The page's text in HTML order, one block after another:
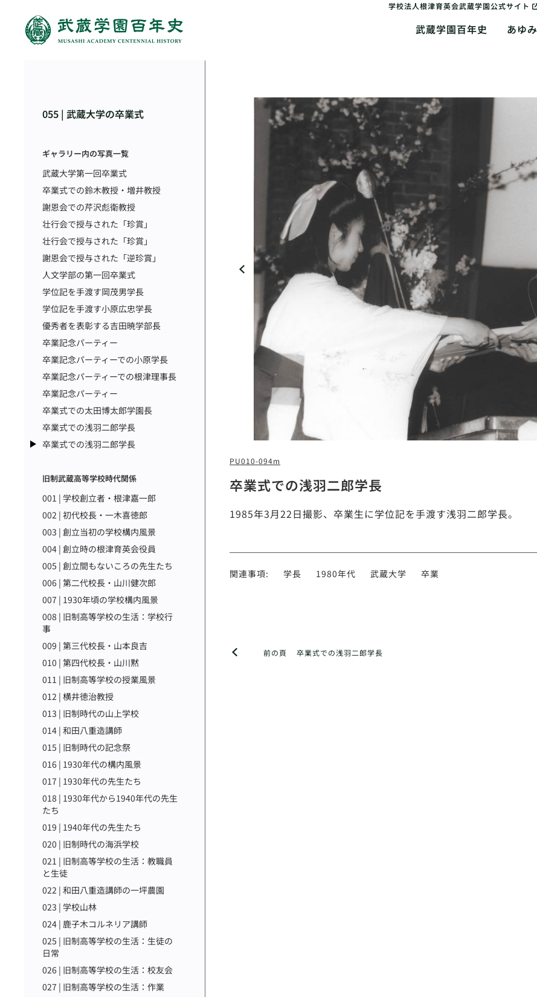
学校法人根津育英会武蔵学園公式サイト
武蔵学園百年史 あゆみ
055 | 武蔵大学の卒業式
ギャラリー内の写真一覧
武蔵大学第一回卒業式
卒業式での鈴木教授・増井教授
謝恩会での芹沢彪衛教授
壮行会で授与された「珍賞」
壮行会で授与された「珍賞」
謝恩会で授与された「逆珍賞」
人文学部の第一回卒業式
学位記を手渡す岡茂男学長
学位記を手渡す小原広忠学長
優秀者を表彰する吉田暁学部長
卒業記念パーティー
卒業記念パーティーでの小原学長
卒業記念パーティーでの根津理事長
卒業記念パーティー
卒業式での太田博太郎学園長
卒業式での浅羽二郎学長
卒業式での浅羽二郎学長
旧制武蔵高等学校時代関係
001 | 学校創立者・根津嘉一郎
002 | 初代校長・一木喜徳郎
003 | 創立当初の学校構内風景
004 | 創立時の根津育英会役員
005 | 創立間もないころの先生たち
006 | 第二代校長・山川健次郎
007 | 1930年頃の学校構内風景
008 | 旧制高等学校の生活：学校行
事
009 | 第三代校長・山本良吉
010 | 第四代校長・山川黙
011 | 旧制高等学校の授業風景
012 | 横井徳治教授
013 | 旧制時代の山上学校
014 | 和田八重造講師
015 | 旧制時代の記念祭
016 | 1930年代の構内風景
017 | 1930年代の先生たち
018 | 1930年代から1940年代の先生
たち
019 | 1940年代の先生たち
020 | 旧制時代の海浜学校
021 | 旧制高等学校の生活：教職員
と生徒
022 | 和田八重造講師の一坪農園
023 | 学校山林
024 | 鹿子木コルネリア講師
025 | 旧制高等学校の生活：生徒の
日常
026 | 旧制高等学校の生活：校友会
027 | 旧制高等学校の生活：作業
PU010-094m
卒業式での浅羽二郎学長
1985年3月22日撮影、卒業生に学位記を手渡す浅羽二郎学長。
関連事項: 学長 1980年代 武蔵大学 卒業
前の頁 卒業式での浅羽二郎学長